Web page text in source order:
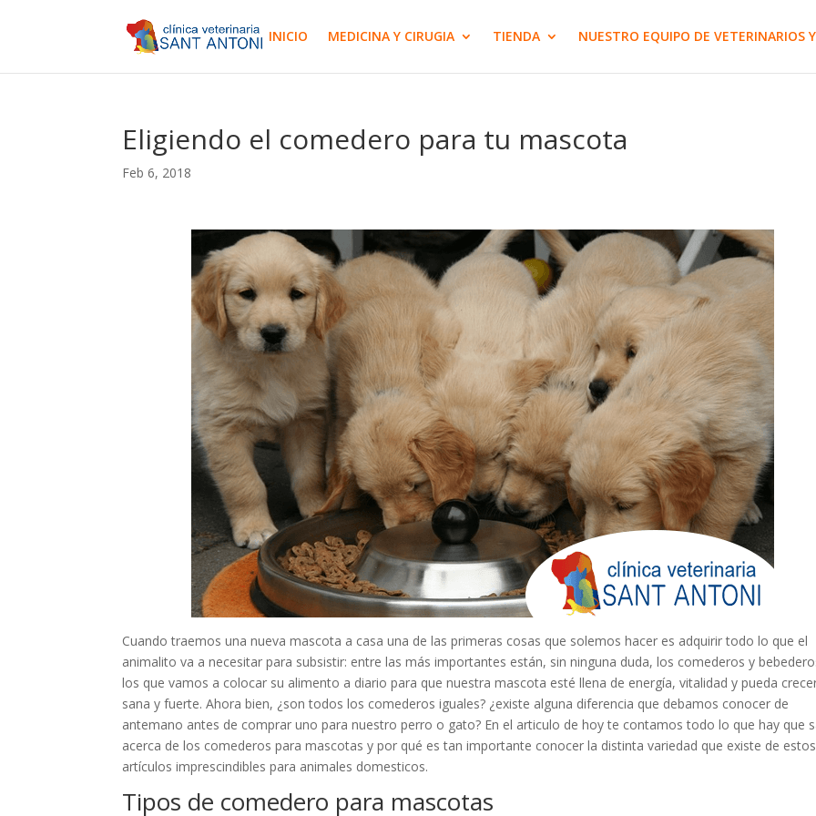
INICIO MEDICINA Y CIRUGIA TIENDA NUESTRO EQUIPO DE VETERINARIOS
Eligiendo el comedero para tu mascota
Feb 6, 2018
Cuando traemos una nueva mascota a casa una de las primeras cosas que solemos hacer es adquirir todo lo que el
animalito va a necesitar para subsistir: entre las más importantes están, sin ninguna duda, los comederos y
los que vamos a colocar su alimento a diario para que nuestra mascota esté llena de energía, vitalidad y pueda
sana y fuerte. Ahora bien, ¿son todos los comederos iguales? ¿existe alguna diferencia que debamos conocer de
antemano antes de comprar uno para nuestro perro o gato? En el articulo de hoy te contamos todo lo que hay que
acerca de los comederos para mascotas y por qué es tan importante conocer la distinta variedad que existe de estos
artículos imprescindibles para animales domesticos.
Tipos de comedero para mascotas